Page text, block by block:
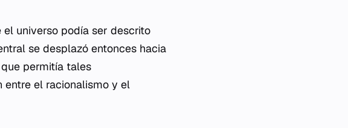
universo podía ser descrito
se desplazó entonces hacia
permitía tales
entre el racionalismo y el